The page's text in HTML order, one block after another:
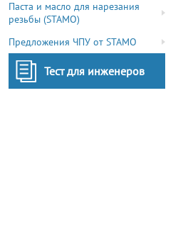
Паста и масло для нарезания
резьбы (STAMO)
Предложения ЧПУ от STAMO
Тест для инженеров